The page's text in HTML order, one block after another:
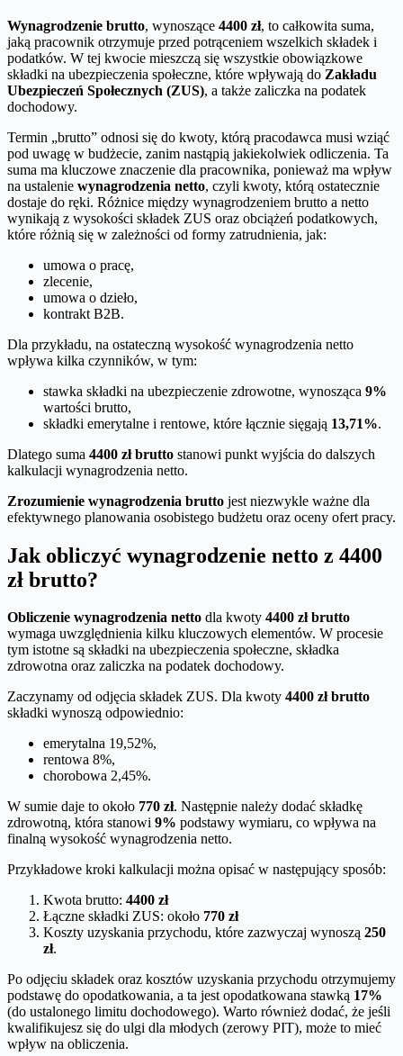
Wynagrodzenie brutto, wynoszące 4400 zł, to całkowita suma,
jaką pracownik otrzymuje przed potrąceniem wszelkich składek i
podatków. W tej kwocie mieszczą się wszystkie obowiązkowe
składki na ubezpieczenia społeczne, które wpływają do Zakładu
Ubezpieczeń Społecznych (ZUS), a także zaliczka na podatek
dochodowy.
Termin „brutto” odnosi się do kwoty, którą pracodawca musi wziąć
pod uwagę w budżecie, zanim nastąpią jakiekolwiek odliczenia. Ta
suma ma kluczowe znaczenie dla pracownika, ponieważ ma wpływ
na ustalenie wynagrodzenia netto, czyli kwoty, którą ostatecznie
dostaje do ręki. Różnice między wynagrodzeniem brutto a netto
wynikają z wysokości składek ZUS oraz obciążeń podatkowych,
które różnią się w zależności od formy zatrudnienia, jak:
umowa o pracę,
zlecenie,
umowa o dzieło,
kontrakt B2B.
Dla przykładu, na ostateczną wysokość wynagrodzenia netto
wpływa kilka czynników, w tym:
stawka składki na ubezpieczenie zdrowotne, wynosząca 9%
wartości brutto,
składki emerytalne i rentowe, które łącznie sięgają 13,71%.
Dlatego suma 4400 zł brutto stanowi punkt wyjścia do dalszych
kalkulacji wynagrodzenia netto.
Zrozumienie wynagrodzenia brutto jest niezwykle ważne dla
efektywnego planowania osobistego budżetu oraz oceny ofert pracy.
Jak obliczyć wynagrodzenie netto z 4400
zł brutto?
Obliczenie wynagrodzenia netto dla kwoty 4400 zł brutto
wymaga uwzględnienia kilku kluczowych elementów. W procesie
tym istotne są składki na ubezpieczenia społeczne, składka
zdrowotna oraz zaliczka na podatek dochodowy.
Zaczynamy od odjęcia składek ZUS. Dla kwoty 4400 zł brutto
składki wynoszą odpowiednio:
emerytalna 19,52%,
rentowa 8%,
chorobowa 2,45%.
W sumie daje to około 770 zł. Następnie należy dodać składkę
zdrowotną, która stanowi 9% podstawy wymiaru, co wpływa na
finalną wysokość wynagrodzenia netto.
Przykładowe kroki kalkulacji można opisać w następujący sposób:
Kwota brutto: 4400 zł
Łączne składki ZUS: około 770 zł
Koszty uzyskania przychodu, które zazwyczaj wynoszą 250
zł.
Po odjęciu składek oraz kosztów uzyskania przychodu otrzymujemy
podstawę do opodatkowania, a ta jest opodatkowana stawką 17%
(do ustalonego limitu dochodowego). Warto również dodać, że jeśli
kwalifikujesz się do ulgi dla młodych (zerowy PIT), może to mieć
wpływ na obliczenia.